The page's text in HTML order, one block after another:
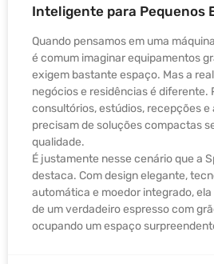
Inteligente para Pequenos
Quando pensamos em uma
é comum imaginar equipamentos
exigem bastante espaço. Mas a
negócios e residências é diferente.
consultórios, estúdios, recepções
precisam de soluções compactas
qualidade.
É justamente nesse cenário que a
destaca. Com design elegante,
automática e moedor integrado,
de um verdadeiro espresso com
ocupando um espaço